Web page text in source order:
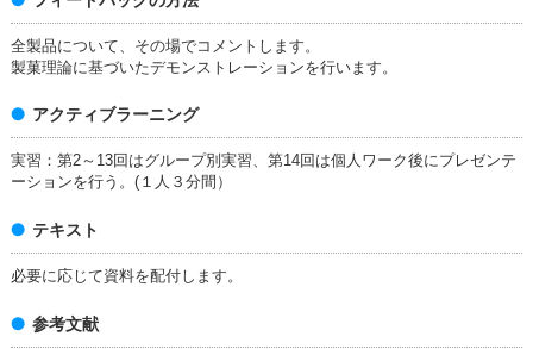
全製品について、その場でコメントします。
製菓理論に基づいたデモンストレーションを行います。
アクティブラーニング
実習：第2～13回はグループ別実習、第14回は個人ワーク後にプレゼンテ
ーションを行う。(１人３分間）
テキスト
必要に応じて資料を配付します。
参考文献